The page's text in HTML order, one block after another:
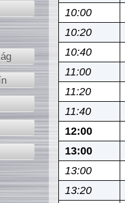
10:00
10:20
10:40
11:00
11:20
11:40
12:00
13:00
13:00
13:20